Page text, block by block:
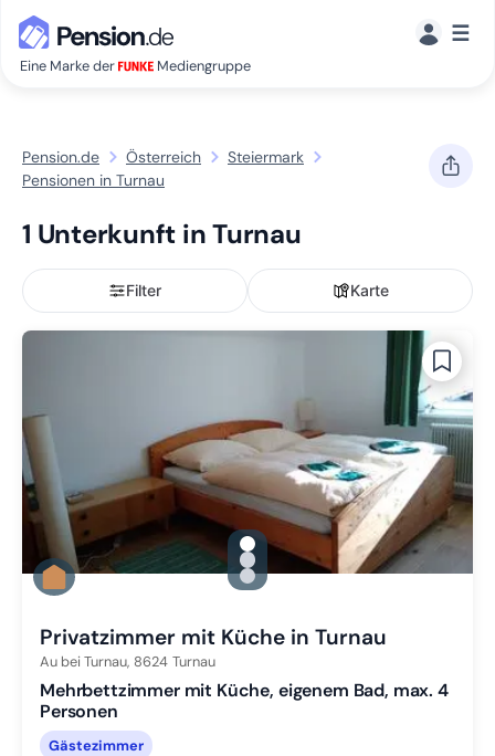
Eine Marke der Mediengruppe
☰
Pension.de Österreich
Steiermark
Pensionen in Turnau
1 Unterkunft in Turnau
Filter Karte
gallery.slide_selector
Zu Slide 1 wechseln
Zu Slide 2 wechseln
Zu Slide 3 wechseln
Privatzimmer mit Küche in Turnau
Au bei Turnau, 8624 Turnau
Mehrbettzimmer mit Küche, eigenem Bad, max. 4
Personen
Gästezimmer